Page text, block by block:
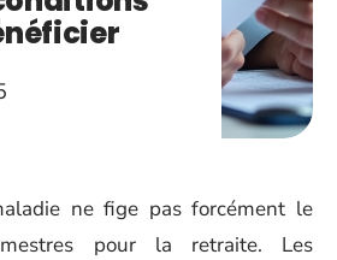
ne fige pas forcément le
pour la retraite. Les